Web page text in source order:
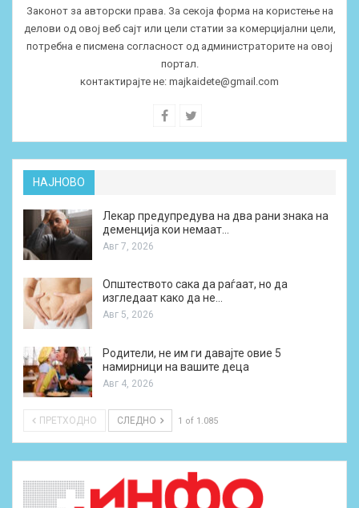
Законот за авторски права. За секоја форма на користење на
делови од овој веб сајт или цели статии за комерцијални цели,
потребна е писмена согласност од администраторите на овој
портал.
контактирајте не: majkaidete@gmail.com
НАЈНОВО
Лекар предупредува на два рани знака на
деменција кои немаат…
Авг 7, 2026
Општеството сака да раѓаат, но да
изгледаат како да не…
Авг 5, 2026
Родители, не им ги давајте овие 5
намирници на вашите деца
Авг 4, 2026
ПРЕТХОДНО СЛЕДНО 1 of 1.085